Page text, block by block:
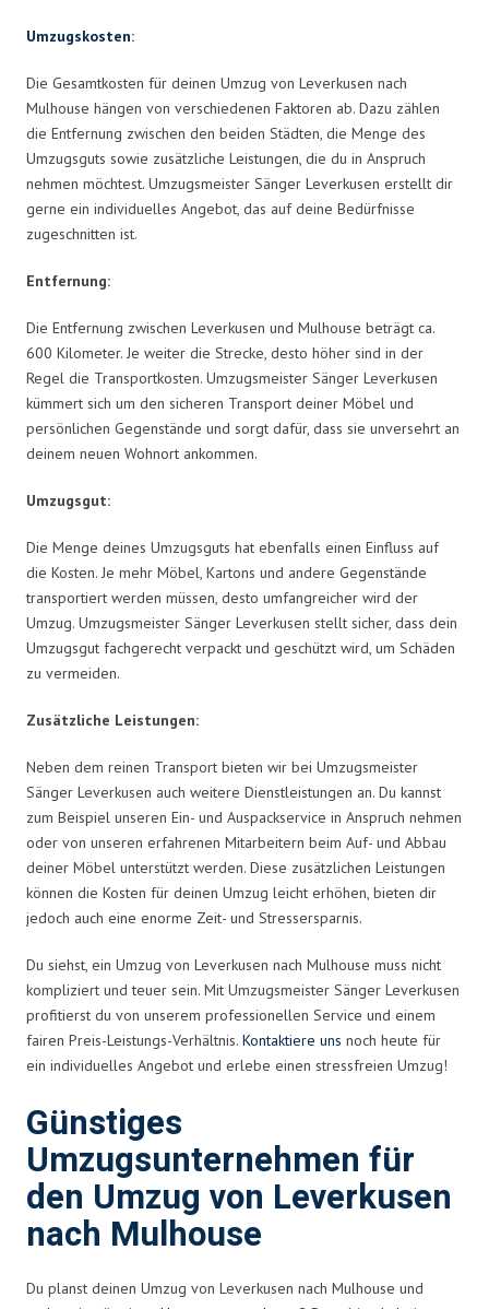
Umzugskosten:
Die Gesamtkosten für deinen Umzug von Leverkusen nach
Mulhouse hängen von verschiedenen Faktoren ab. Dazu zählen
die Entfernung zwischen den beiden Städten, die Menge des
Umzugsguts sowie zusätzliche Leistungen, die du in Anspruch
nehmen möchtest. Umzugsmeister Sänger Leverkusen erstellt dir
gerne ein individuelles Angebot, das auf deine Bedürfnisse
zugeschnitten ist.
Entfernung:
Die Entfernung zwischen Leverkusen und Mulhouse beträgt ca.
600 Kilometer. Je weiter die Strecke, desto höher sind in der
Regel die Transportkosten. Umzugsmeister Sänger Leverkusen
kümmert sich um den sicheren Transport deiner Möbel und
persönlichen Gegenstände und sorgt dafür, dass sie unversehrt an
deinem neuen Wohnort ankommen.
Umzugsgut:
Die Menge deines Umzugsguts hat ebenfalls einen Einfluss auf
die Kosten. Je mehr Möbel, Kartons und andere Gegenstände
transportiert werden müssen, desto umfangreicher wird der
Umzug. Umzugsmeister Sänger Leverkusen stellt sicher, dass dein
Umzugsgut fachgerecht verpackt und geschützt wird, um Schäden
zu vermeiden.
Zusätzliche Leistungen:
Neben dem reinen Transport bieten wir bei Umzugsmeister
Sänger Leverkusen auch weitere Dienstleistungen an. Du kannst
zum Beispiel unseren Ein- und Auspackservice in Anspruch nehmen
oder von unseren erfahrenen Mitarbeitern beim Auf- und Abbau
deiner Möbel unterstützt werden. Diese zusätzlichen Leistungen
können die Kosten für deinen Umzug leicht erhöhen, bieten dir
jedoch auch eine enorme Zeit- und Stressersparnis.
Du siehst, ein Umzug von Leverkusen nach Mulhouse muss nicht
kompliziert und teuer sein. Mit Umzugsmeister Sänger Leverkusen
profitierst du von unserem professionellen Service und einem
fairen Preis-Leistungs-Verhältnis. Kontaktiere uns noch heute für
ein individuelles Angebot und erlebe einen stressfreien Umzug!
Günstiges
Umzugsunternehmen für
den Umzug von Leverkusen
nach Mulhouse
Du planst deinen Umzug von Leverkusen nach Mulhouse und